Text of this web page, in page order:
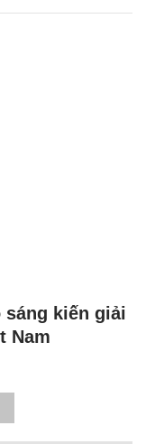
sáng kiến giải
Nam